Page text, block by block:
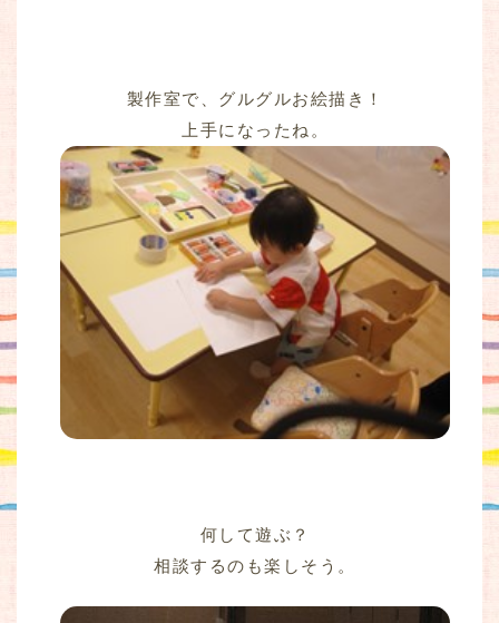
製作室で、グルグルお絵描き！
上手になったね。
何して遊ぶ？
相談するのも楽しそう。